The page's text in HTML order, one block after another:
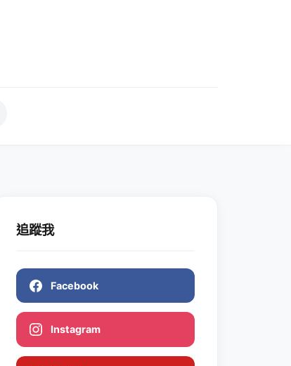
追蹤我
Facebook
Instagram